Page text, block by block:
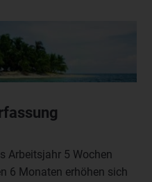
Arbeitsjahr 5 Wochen
6 Monaten erhöhen sich